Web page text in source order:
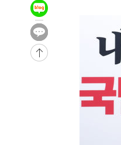
-26225초 전 >
-25621초 전 >
-25580초 전 >
[속보]7~9일
-25242초 전 >
"韓 외환시장
'월드컵 탈락
서울 낮 37.9
[속보]종합특
[속보]코스닥
[속보]코스피